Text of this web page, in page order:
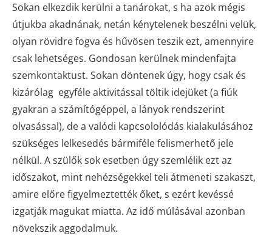
Sokan elkezdik kerülni a tanárokat, s ha azok mégis
útjukba akadnának, netán kénytelenek beszélni velük,
olyan rövidre fogva és hűvösen teszik ezt, amennyire
csak lehetséges. Gondosan kerülnek mindenfajta
szemkontaktust. Sokan döntenek úgy, hogy csak és
kizárólag egyféle aktivitással töltik idejüket (a fiúk
gyakran a számítógéppel, a lányok rendszerint
olvasással), de a valódi kapcsololódás kialakulásához
szükséges lelkesedés bármiféle felismerhető jele
nélkül. A szülők sok esetben úgy szemlélik ezt az
időszakot, mint nehézségekkel teli átmeneti szakaszt,
amire előre figyelmeztették őket, s ezért kevéssé
izgatják magukat miatta. Az idő múlásával azonban
növekszik aggodalmuk.